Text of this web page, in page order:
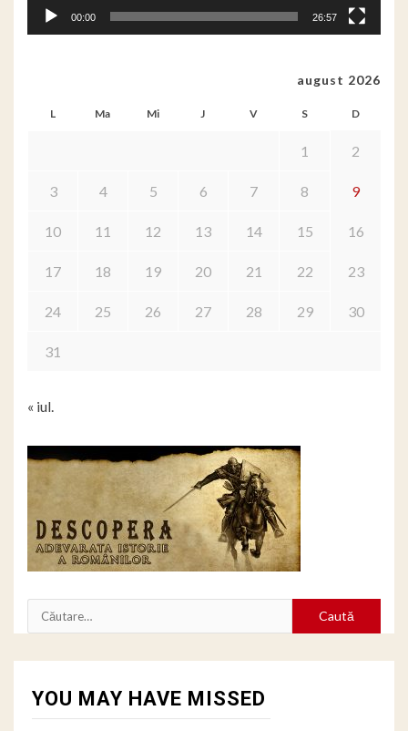
00:00 26:57
august 2026
L Ma Mi J V S D
1 2
3 4 5 6 7 8 9
10 11 12 13 14 15 16
17 18 19 20 21 22 23
24 25 26 27 28 29 30
31
« iul.
Caută
după:
YOU MAY HAVE MISSED